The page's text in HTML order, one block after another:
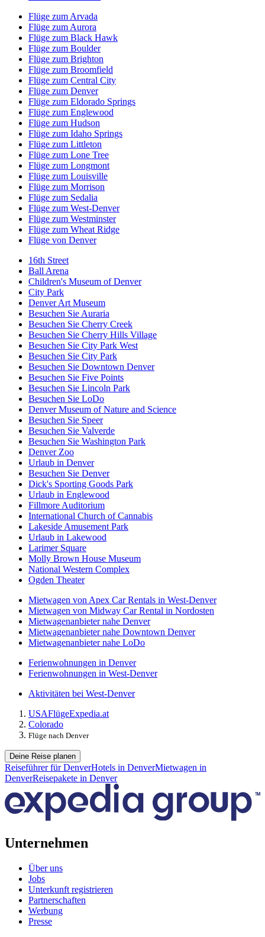
Flüge zum Arvada
Flüge zum Aurora
Flüge zum Black Hawk
Flüge zum Boulder
Flüge zum Brighton
Flüge zum Broomfield
Flüge zum Central City
Flüge zum Denver
Flüge zum Eldorado Springs
Flüge zum Englewood
Flüge zum Hudson
Flüge zum Idaho Springs
Flüge zum Littleton
Flüge zum Lone Tree
Flüge zum Longmont
Flüge zum Louisville
Flüge zum Morrison
Flüge zum Sedalia
Flüge zum West-Denver
Flüge zum Westminster
Flüge zum Wheat Ridge
Flüge von Denver
16th Street
Ball Arena
Children's Museum of Denver
City Park
Denver Art Museum
Besuchen Sie Auraria
Besuchen Sie Cherry Creek
Besuchen Sie Cherry Hills Village
Besuchen Sie City Park West
Besuchen Sie City Park
Besuchen Sie Downtown Denver
Besuchen Sie Five Points
Besuchen Sie Lincoln Park
Besuchen Sie LoDo
Denver Museum of Nature and Science
Besuchen Sie Speer
Besuchen Sie Valverde
Besuchen Sie Washington Park
Denver Zoo
Urlaub in Denver
Besuchen Sie Denver
Dick's Sporting Goods Park
Urlaub in Englewood
Fillmore Auditorium
International Church of Cannabis
Lakeside Amusement Park
Urlaub in Lakewood
Larimer Square
Molly Brown House Museum
National Western Complex
Ogden Theater
Mietwagen von Apex Car Rentals in West-Denver
Mietwagen von Midway Car Rental in Nordosten
Mietwagenanbieter nahe Denver
Mietwagenanbieter nahe Downtown Denver
Mietwagenanbieter nahe LoDo
Ferienwohnungen in Denver
Ferienwohnungen in West-Denver
Aktivitäten bei West-Denver
USAFlügeExpedia.at
Colorado
Flüge nach Denver
Deine Reise planen
Reiseführer für DenverHotels in DenverMietwagen in
DenverReisepakete in Denver
Unternehmen
Über uns
Jobs
Unterkunft registrieren
Partnerschaften
Werbung
Presse